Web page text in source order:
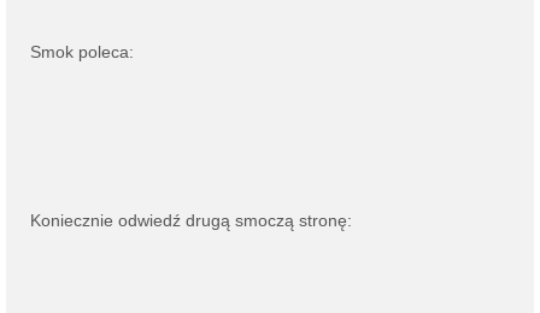
Smok poleca:
Koniecznie odwiedź drugą smoczą stronę: